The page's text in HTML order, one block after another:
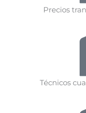
Precios
Técnicos